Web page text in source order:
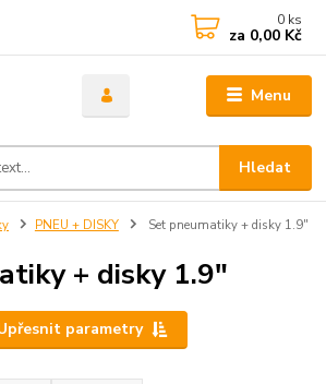
Menu
Hledat
0 ks
za 0,00 Kč
PNEU + DISKY Set pneumatiky + disky 1.9"
+ disky 1.9"
parametry